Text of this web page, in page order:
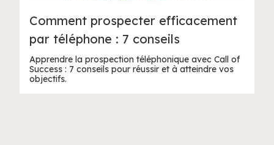
Comment prospecter efficacement
par téléphone : 7 conseils
Apprendre la prospection téléphonique avec Call of
Success : 7 conseils pour réussir et à atteindre vos
objectifs.